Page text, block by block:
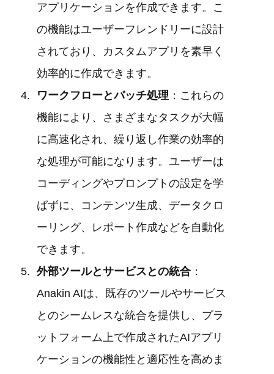
アプリケーションを作成できます。こ
の機能はユーザーフレンドリーに設計
されており、カスタムアプリを素早く
効率的に作成できます。
ワークフローとバッチ処理 ：これらの
機能により、さまざまなタスクが大幅
に高速化され、繰り返し作業の効率的
な処理が可能になります。ユーザーは
コーディングやプロンプトの設定を学
ばずに、コンテンツ生成、データクロ
ーリング、レポート作成などを自動化
できます。
外部ツールとサービスとの統合：
Anakin AIは、既存のツールやサービス
とのシームレスな統合を提供し、プラ
ットフォーム上で作成されたAIアプリ
ケーションの機能性と適応性を高めま